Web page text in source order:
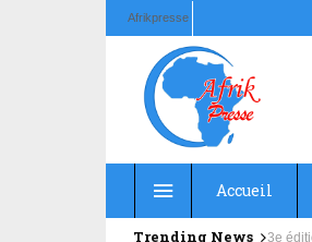
Afrikpresse
Accueil
Trending News